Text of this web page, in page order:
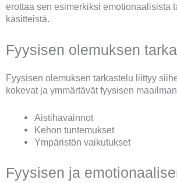
erottaa sen esimerkiksi emotionaalisista
käsitteistä.
Fyysisen olemuksen
Fyysisen olemuksen tarkastelu liittyy
kokevat ja ymmärtävät fyysisen
Aistihavainnot
Kehon tuntemukset
Ympäristön vaikutukset
Fyysisen ja